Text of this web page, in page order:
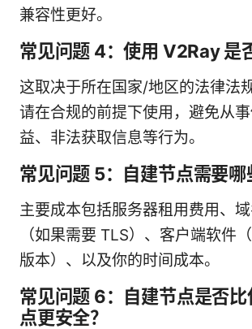
兼容性更好。
常见问题 4：使用 V2Ray 是
这取决于所在国家/地区的法律法
请在合规的前提下使用，避免从
益、非法获取信息等行为。
常见问题 5：自建节点需要哪
主要成本包括服务器租用费用、
（如果需要 TLS）、客户端软件
版本）、以及你的时间成本。
常见问题 6：自建节点是否
点更安全？